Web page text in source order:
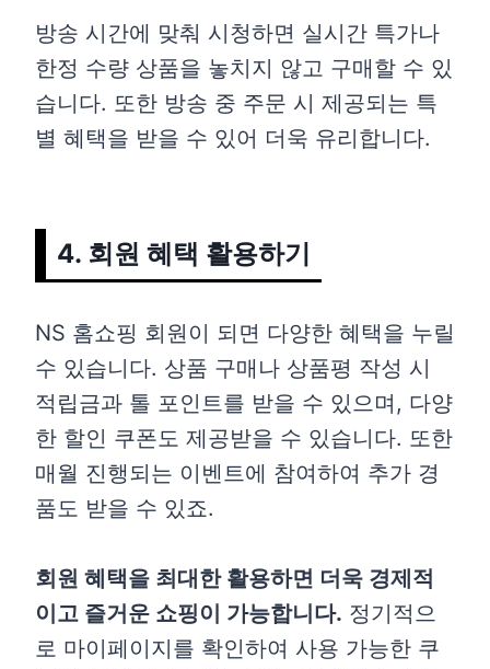
방송 시간에 맞춰 시청하면 실시간 특가나
한정 수량 상품을 놓치지 않고 구매할 수 있
습니다. 또한 방송 중 주문 시 제공되는 특
별 혜택을 받을 수 있어 더욱 유리합니다.
4. 회원 혜택 활용하기
NS 홈쇼핑 회원이 되면 다양한 혜택을 누릴
수 있습니다. 상품 구매나 상품평 작성 시
적립금과 톨 포인트를 받을 수 있으며, 다양
한 할인 쿠폰도 제공받을 수 있습니다. 또한
매월 진행되는 이벤트에 참여하여 추가 경
품도 받을 수 있죠.
회원 혜택을 최대한 활용하면 더욱 경제적
이고 즐거운 쇼핑이 가능합니다. 정기적으
로 마이페이지를 확인하여 사용 가능한 쿠